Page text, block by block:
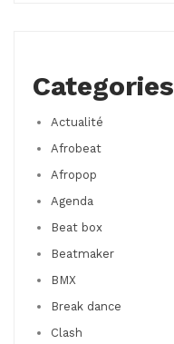
Categories
Actualité
Afrobeat
Afropop
Agenda
Beat box
Beatmaker
BMX
Break dance
Clash